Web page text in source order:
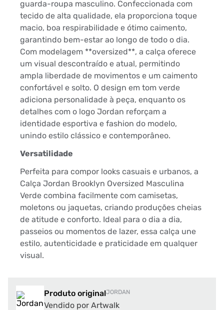
guarda-roupa masculino. Confeccionada com
tecido de alta qualidade, ela proporciona toque
macio, boa respirabilidade e ótimo caimento,
garantindo bem-estar ao longo de todo o dia.
Com modelagem **oversized**, a calça oferece
um visual descontraído e atual, permitindo
ampla liberdade de movimentos e um caimento
confortável e solto. O design em tom verde
adiciona personalidade à peça, enquanto os
detalhes com o logo Jordan reforçam a
identidade esportiva e fashion do modelo,
unindo estilo clássico e contemporâneo.
Versatilidade
Perfeita para compor looks casuais e urbanos, a
Calça Jordan Brooklyn Oversized Masculina
Verde combina facilmente com camisetas,
moletons ou jaquetas, criando produções cheias
de atitude e conforto. Ideal para o dia a dia,
passeios ou momentos de lazer, essa calça une
estilo, autenticidade e praticidade em qualquer
visual.
Produto originalJORDAN
Vendido por Artwalk